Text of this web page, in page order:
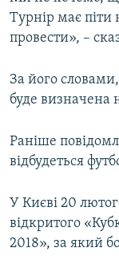
Турнір має
провести», –
За його
буде визначена
Раніше
відбудеться
У Києві 20
відкритого
2018», за який